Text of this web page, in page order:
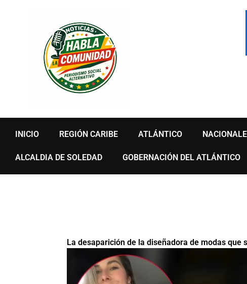
INICIO REGIÓN CARIBE ATLÁNTICO
ALCALDIA DE SOLEDAD GOBERNACIÓN DEL ATLÁNTICO
La desaparición de la diseñadora de modas